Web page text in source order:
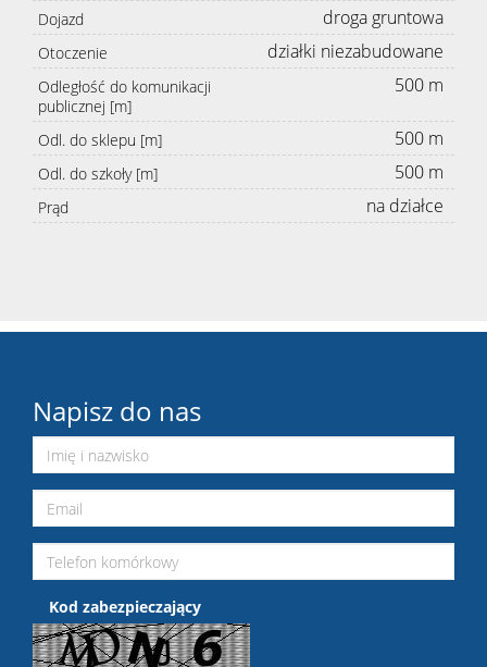
Dojazd droga gruntowa
Otoczenie działki niezabudowane
Odległość do komunikacji
publicznej [m]
500 m
Odl. do sklepu [m] 500 m
Odl. do szkoły [m] 500 m
Prąd na działce
Napisz do nas
Kod zabezpieczający